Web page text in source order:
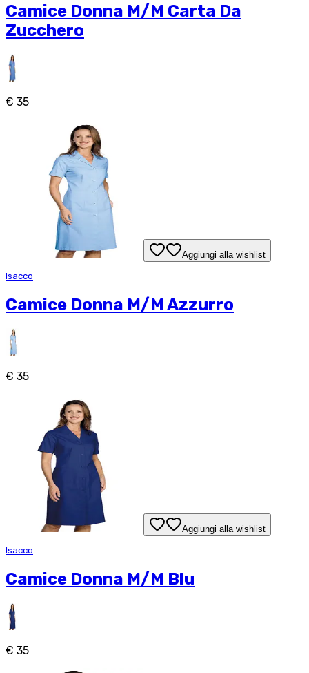
Camice Donna M/M Carta Da
Zucchero
€ 35
Aggiungi alla wishlist
Isacco
Camice Donna M/M Azzurro
€ 35
Aggiungi alla wishlist
Isacco
Camice Donna M/M Blu
€ 35